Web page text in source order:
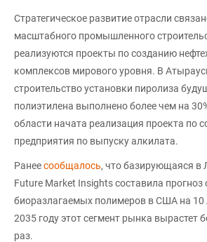
Стратегическое развитие отрасли
масштабного промышленного
реализуются проекты по созданию
комплексов мирового уровня. В
строительство установки пиролиза
полиэтилена выполнено более чем на
области начата реализация проекта по
предприятия по выпуску алкилата.
Ранеесообщалось, что базирующаяся в
Future Market Insights составила
биоразлагаемых полимеров в США на 10
2035 году этот сегмент рынка вырастет
раз.